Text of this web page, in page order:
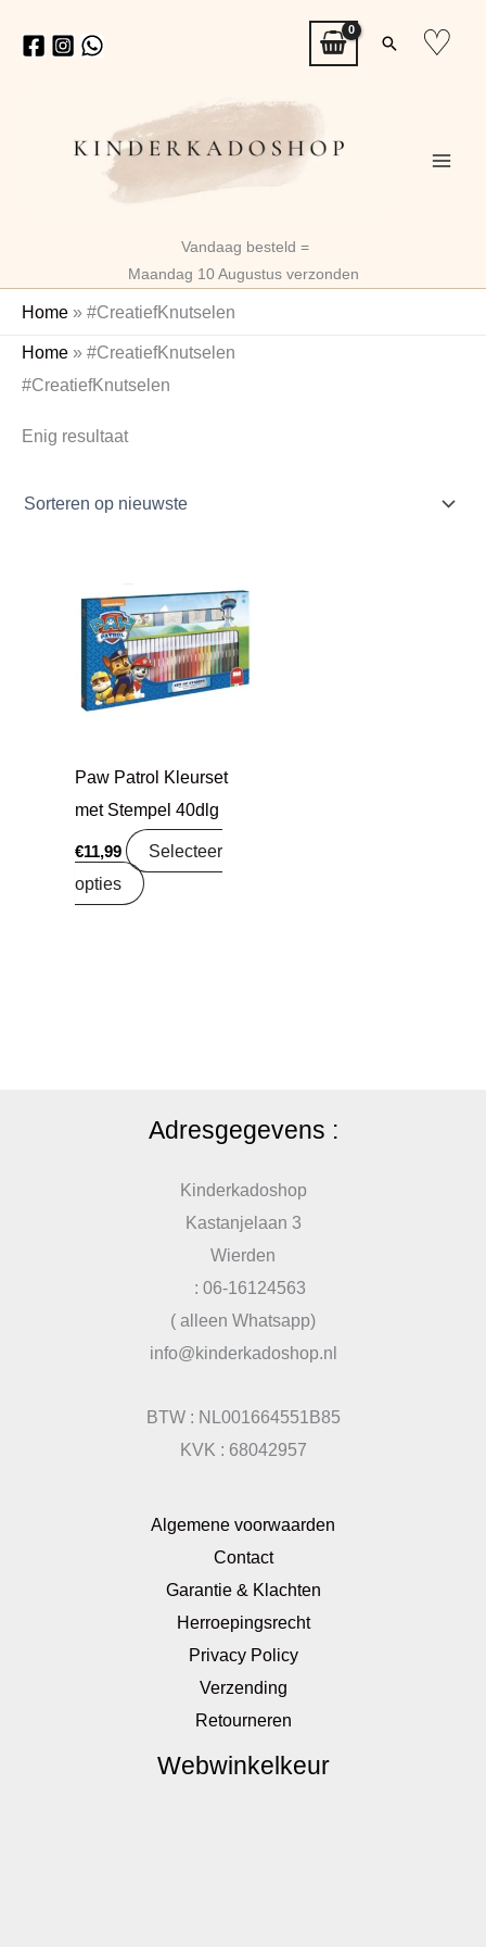
naar
Zoeken
♡
Vandaag besteld =
Maandag 10 Augustus verzonden
Home » #CreatiefKnutselen
Home » #CreatiefKnutselen
#CreatiefKnutselen
Enig resultaat
Paw Patrol Kleurset
met Stempel 40dlg
€11,99
Selecteer
opties
Adresgegevens :
Kinderkadoshop
Kastanjelaan 3
Wierden
: 06-16124563
( alleen Whatsapp)
info@kinderkadoshop.nl
BTW : NL001664551B85
KVK : 68042957
Algemene voorwaarden
Contact
Garantie & Klachten
Herroepingsrecht
Privacy Policy
Verzending
Retourneren
Webwinkelkeur